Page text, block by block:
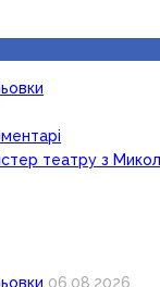
театру з
06.08.2026